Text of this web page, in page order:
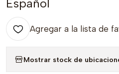
Español
Agregar a la lista de
Mostrar stock de